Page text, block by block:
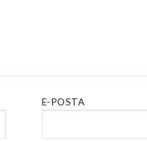
E-POSTA